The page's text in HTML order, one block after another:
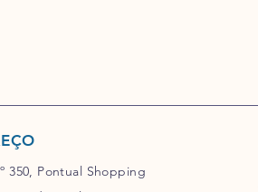
350, Pontual Shopping